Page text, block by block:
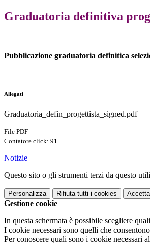
Graduatoria definitiva
Pubblicazione graduatoria definitica
Allegati
Graduatoria_defin_progettista_signed.pdf
File PDF
Contatore click: 91
Notizie
Questo sito o gli strumenti terzi da questo
Personalizza Rifiuta tutti i cookies
Gestione cookie
In questa schermata è possibile scegliere
I cookie necessari sono quelli che
Per conoscere quali sono i cookie necessari